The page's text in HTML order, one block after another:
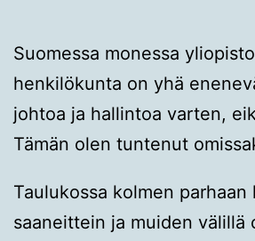
Suomessa monessa
henkilökunta on yhä
johtoa ja hallintoa varten,
Tämän olen tuntenut
Taulukossa kolmen
saaneittein ja muiden välillä